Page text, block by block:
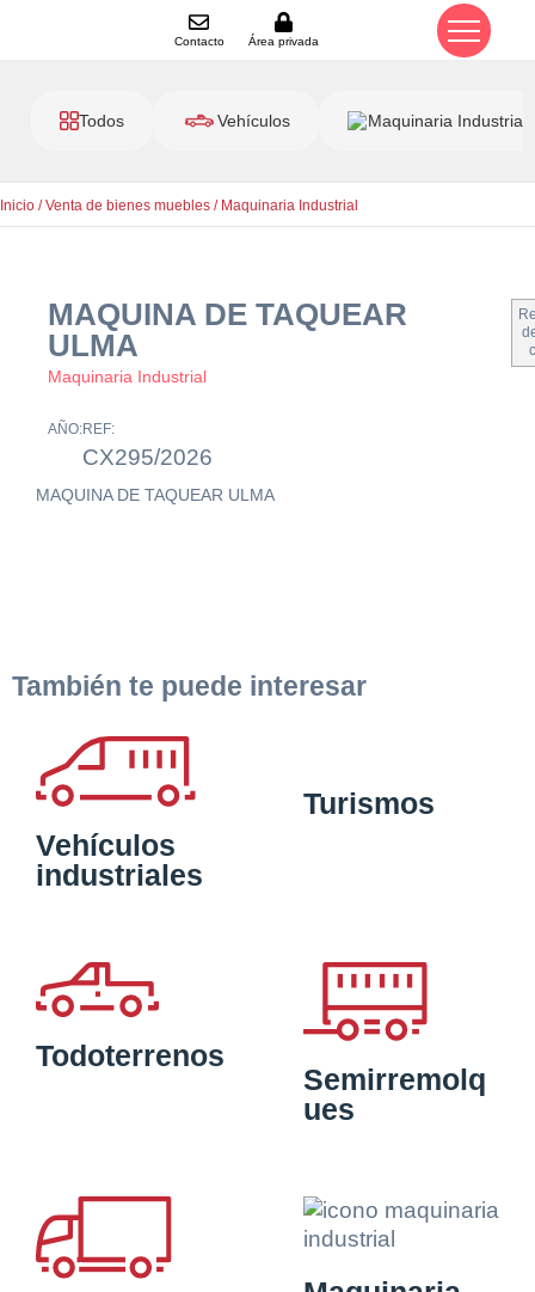
Contacto Área privada
Todos Vehículos Maquinaria Industrial
Inicio /Venta de bienes muebles / Maquinaria Industrial
MAQUINA DE TAQUEAR
ULMA
Maquinaria Industrial
AÑO:REF:
CX295/2026
MAQUINA DE TAQUEAR ULMA
También te puede interesar
Vehículos
industriales
Turismos
Todoterrenos
Semirremolq
ues